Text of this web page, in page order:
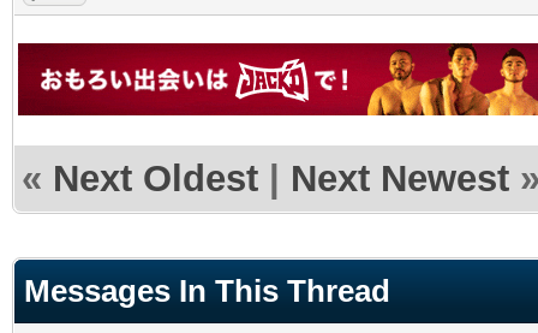
« Next Oldest | Next Newest
Messages In This Thread